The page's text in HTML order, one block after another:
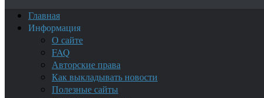
Главная
Информация
О сайте
FAQ
Авторские права
Как выкладывать новости
Полезные сайты